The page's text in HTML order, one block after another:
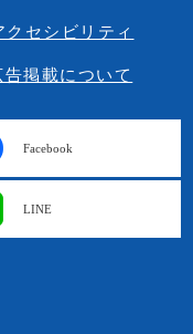
クセシビリティ
告掲載について
Facebook
LINE